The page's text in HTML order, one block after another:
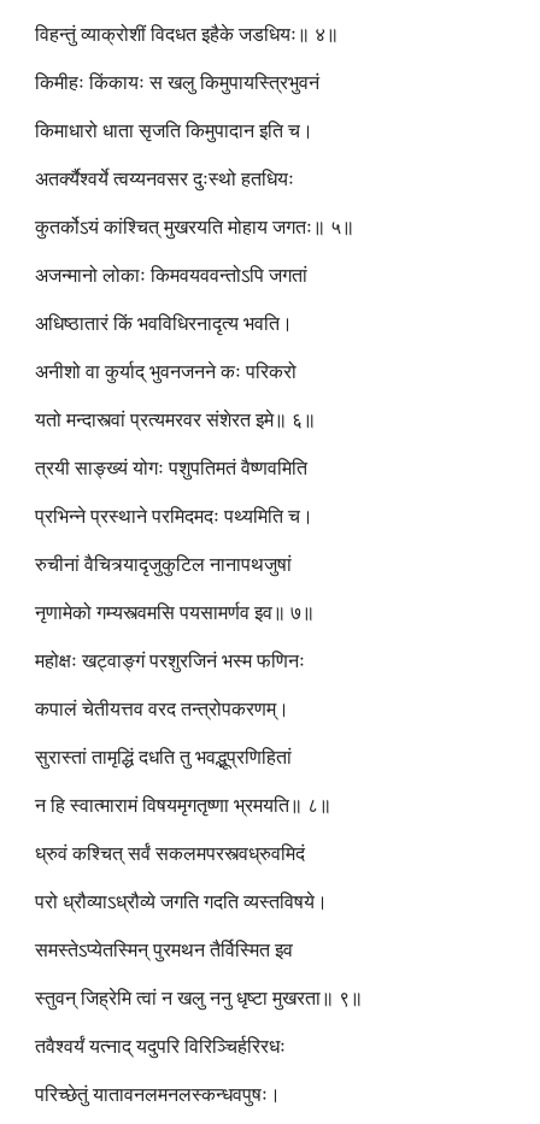
विहन्तुं व्याक्रोशीं विदधत इहैके जडधियः॥ ४॥
किमीहः किंकायः स खलु किमुपायस्त्रिभुवनं
किमाधारो धाता सृजति किमुपादान इति च।
अतर्क्यैश्वर्ये त्वय्यनवसर दुःस्थो हतधियः
कुतर्कोऽयं कांश्चित् मुखरयति मोहाय जगतः॥ ५॥
अजन्मानो लोकाः किमवयववन्तोऽपि जगतां
अधिष्ठातारं किं भवविधिरनादृत्य भवति।
अनीशो वा कुर्याद् भुवनजनने कः परिकरो
यतो मन्दास्त्वां प्रत्यमरवर संशेरत इमे॥ ६॥
त्रयी साङ्ख्यं योगः पशुपतिमतं वैष्णवमिति
प्रभिन्ने प्रस्थाने परमिदमदः पथ्यमिति च।
रुचीनां वैचित्र्यादृजुकुटिल नानापथजुषां
नृणामेको गम्यस्त्वमसि पयसामर्णव इव॥ ७॥
महोक्षः खट्वाङ्गं परशुरजिनं भस्म फणिनः
कपालं चेतीयत्तव वरद तन्त्रोपकरणम्।
सुरास्तां तामृद्धिं दधति तु भवद्भूप्रणिहितां
न हि स्वात्मारामं विषयमृगतृष्णा भ्रमयति॥ ८॥
ध्रुवं कश्चित् सर्वं सकलमपरस्त्वध्रुवमिदं
परो ध्रौव्याऽध्रौव्ये जगति गदति व्यस्तविषये।
समस्तेऽप्येतस्मिन् पुरमथन तैर्विस्मित इव
स्तुवन् जिह्रेमि त्वां न खलु ननु धृष्टा मुखरता॥ ९॥
तवैश्वर्यं यत्नाद् यदुपरि विरिञ्चिर्हरिरधः
परिच्छेतुं यातावनलमनलस्कन्धवपुषः।